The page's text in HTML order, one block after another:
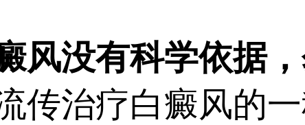
步损害身体健康。治
重视科学规范治疗，
没有科学依据，
传治疗白癜风的